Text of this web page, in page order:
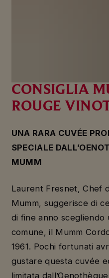
CONSIGLIA
ROUGE
UNA RARA CUVÉE
SPECIALE
MUMM
Laurent Fresnet, Chef
Mumm, suggerisce di
di fine anno scegliendo
comune, il Mumm
1961. Pochi fortunati
gustare questa cuvée
limitata